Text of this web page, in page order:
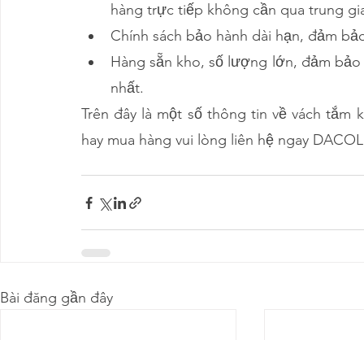
hàng trực tiếp không cần qua trung
Chính sách bảo hành dài hạn, đảm
Hàng sẵn kho, số lượng lớn, đảm
nhất.
Trên đây là một số thông tin về vách
hay mua hàng vui lòng liên hệ ngay
Bài đăng gần đây